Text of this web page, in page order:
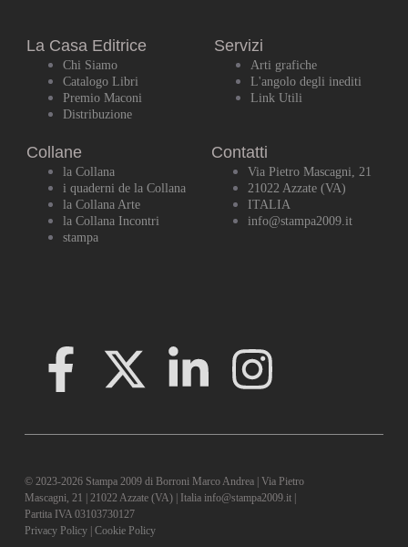
La Casa Editrice
Chi Siamo
Catalogo Libri
Premio Maconi
Distribuzione
Servizi
Arti grafiche
L'angolo degli inediti
Link Utili
Collane
la Collana
i quaderni de la Collana
la Collana Arte
la Collana Incontri
stampa
Contatti
Via Pietro Mascagni, 21
21022 Azzate (VA)
ITALIA
info@stampa2009.it
© 2023-2026 Stampa 2009 di Borroni Marco Andrea | Via Pietro
Mascagni, 21 | 21022 Azzate (VA) | Italia info@stampa2009.it |
Partita IVA 03103730127
Privacy Policy| Cookie Policy